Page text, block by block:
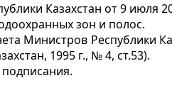
Казахстан от 9 июля
зон и полос.
Министров Республики
1995 г., № 4, ст.53).